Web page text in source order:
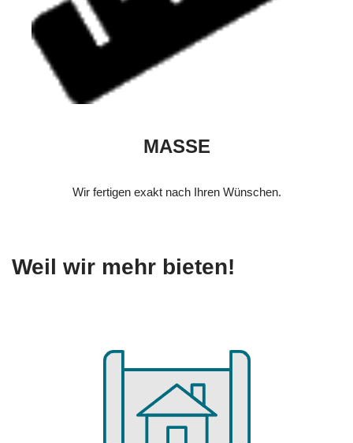
MASSE
Wir fertigen exakt nach Ihren Wünschen.
Weil wir mehr bieten!